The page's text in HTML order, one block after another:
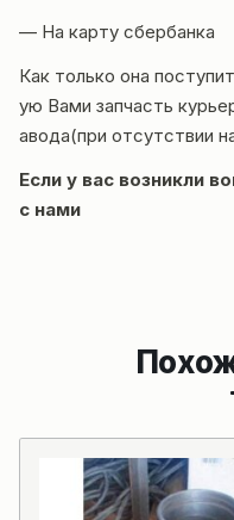
— На карту сбербанка
Как только она
ую Вами запчасть
авода(при отсутствии
Если у вас возникли
с нами